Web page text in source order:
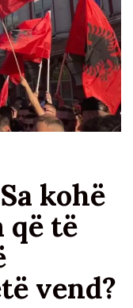
kohë
që të
vend?